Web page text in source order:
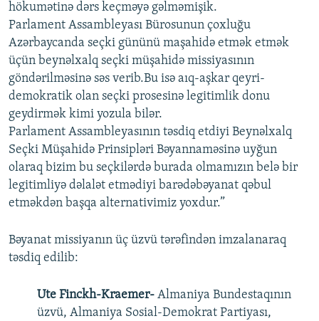
hökumətinə dərs keçməyə gəlməmişik.
Parlament Assambleyası Bürosunun çoxluğu
Azərbaycanda seçki gününü maşahidə etmək etmək
üçün beynəlxalq seçki müşahidə missiyasının
göndərilməsinə səs verib.Bu isə aıq-aşkar qeyri-
demokratik olan seçki prosesinə legitimlik donu
geydirmək kimi yozula bilər.
Parlament Assambleyasının təsdiq etdiyi Beynəlxalq
Seçki Müşahidə Prinsipləri Bəyannaməsinə uyğun
olaraq bizim bu seçkilərdə burada olmamızın belə bir
legitimliyə dəlalət etmədiyi barədəbəyanat qəbul
etməkdən başqa alternativimiz yoxdur.”
Bəyanat missiyanın üç üzvü tərəfindən imzalanaraq
təsdiq edilib:
Ute Finckh-Kraemer- Almaniya Bundestaqının
üzvü, Almaniya Sosial-Demokrat Partiyası,